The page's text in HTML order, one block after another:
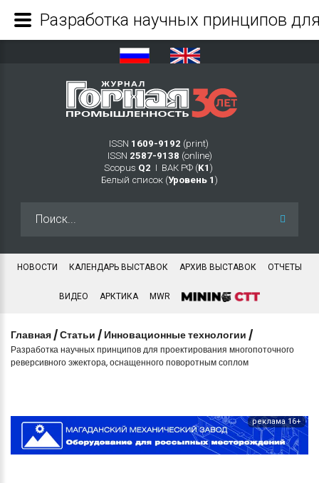
ISSN 1609-9192 (print)
ISSN 2587-9138 (online)
Scopus Q2 Ι ВАК РФ (K1 )
Белый список (Уровень 1 )
НОВОСТИ КАЛЕНДАРЬ ВЫСТАВОК АРХИВ ВЫСТАВОК ОТЧЕТЫ
ВИДЕО АРКТИКА MWR
Главная /Статьи / Инновационные технологии /
Разработка научных принципов для проектирования многопоточного
реверсивного эжектора, оснащенного поворотным соплом
реклама 16+